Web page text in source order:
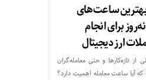
ساعت‌های
برای انجام
ارز دیجیتال
تازه‌کارها و حتی معامله‌گران
آیا ساعت معامله اهمیت دارد؟